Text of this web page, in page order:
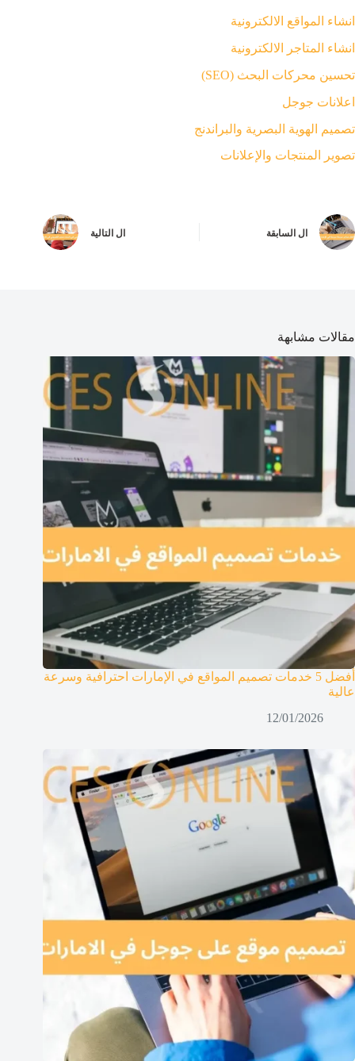
انشاء المواقع الالكترونية
انشاء المتاجر الالكترونية
تحسين محركات البحث (SEO)
اعلانات جوجل
تصميم الهوية البصرية والبراندنج
تصوير المنتجات والإعلانات
ال السابقة ال التالية
مقالات مشابهة
أفضل 5 خدمات تصميم المواقع في الإمارات احترافية وسرعة
عالية
12/01/2026